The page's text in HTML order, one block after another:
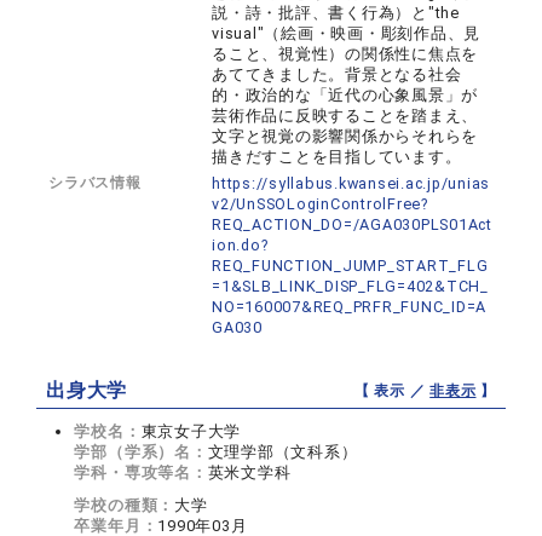
説・詩・批評、書く行為）と"the
visual"（絵画・映画・彫刻作品、見
ること、視覚性）の関係性に焦点を
あててきました。背景となる社会
的・政治的な「近代の心象風景」が
芸術作品に反映することを踏まえ、
文字と視覚の影響関係からそれらを
描きだすことを目指しています。
シラバス情報
https://syllabus.kwansei.ac.jp/unias
v2/UnSSOLoginControlFree?
REQ_ACTION_DO=/AGA030PLS01Act
ion.do?
REQ_FUNCTION_JUMP_START_FLG
=1&SLB_LINK_DISP_FLG=402&TCH_
NO=160007&REQ_PRFR_FUNC_ID=A
GA030
出身大学 【 表示 ／非表示 】
学校名： 東京女子大学
学部（学系）名： 文理学部（文科系）
学科・専攻等名： 英米文学科
学校の種類： 大学
卒業年月： 1990年03月